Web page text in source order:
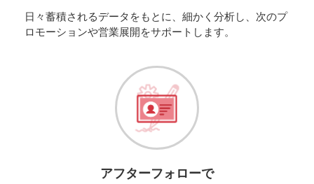
日々蓄積されるデータをもとに、細かく分析し、次のプ
ロモーションや営業展開をサポートします。
アフターフォローで